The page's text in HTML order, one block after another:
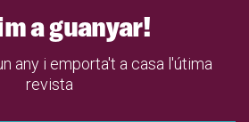
a guanyar!
any i emporta't a casa l'útima
revista